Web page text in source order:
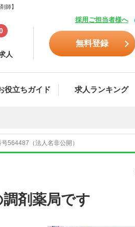
師】
採用ご担当者様へ
人
無料登録
役立ちガイド 求人ランキング
564487（法人名非公開）
剤薬局です